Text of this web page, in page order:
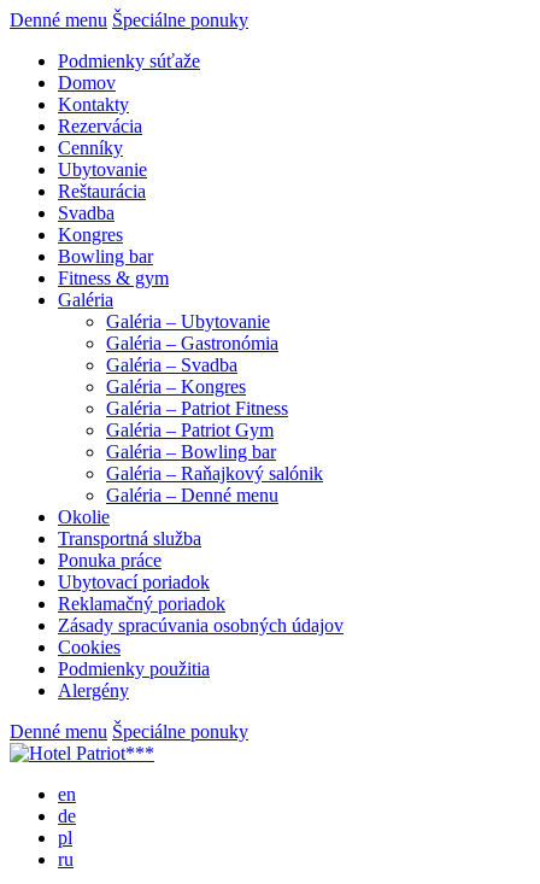
Denné menu Špeciálne ponuky
Podmienky súťaže
Domov
Kontakty
Rezervácia
Cenníky
Ubytovanie
Reštaurácia
Svadba
Kongres
Bowling bar
Fitness & gym
Galéria
Galéria – Ubytovanie
Galéria – Gastronómia
Galéria – Svadba
Galéria – Kongres
Galéria – Patriot Fitness
Galéria – Patriot Gym
Galéria – Bowling bar
Galéria – Raňajkový salónik
Galéria – Denné menu
Okolie
Transportná služba
Ponuka práce
Ubytovací poriadok
Reklamačný poriadok
Zásady spracúvania osobných údajov
Cookies
Podmienky použitia
Alergény
Denné menu Špeciálne ponuky
en
de
pl
ru